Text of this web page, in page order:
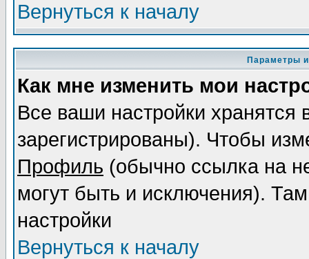
Вернуться к началу
Параметры
Как мне изменить мои
Все ваши настройки
зарегистрированы). Чтобы
Профиль (обычно ссылка на
могут быть и исключения).
настройки
Вернуться к началу